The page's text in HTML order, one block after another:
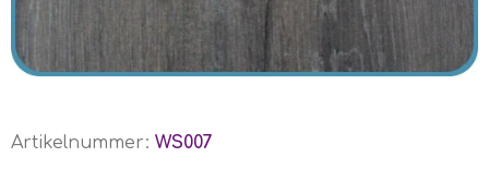
Artikelnummer: WS007